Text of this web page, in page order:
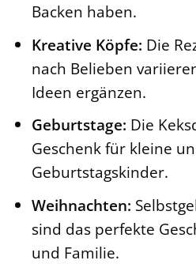
Backen haben.
Kreative Köpfe: Die
nach Belieben
Ideen ergänzen.
Geburtstage: Die
Geschenk für kleine
Geburtstagskinder.
Weihnachten:
sind das perfekte
und Familie.